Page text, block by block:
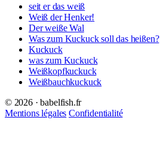
seit er das weiß
Weiß der Henker!
Der weiße Wal
Was zum Kuckuck soll das heißen?
Kuckuck
was zum Kuckuck
Weißkopfkuckuck
Weißbauchkuckuck
© 2026 · babelfish.fr
Mentions légales Confidentialité